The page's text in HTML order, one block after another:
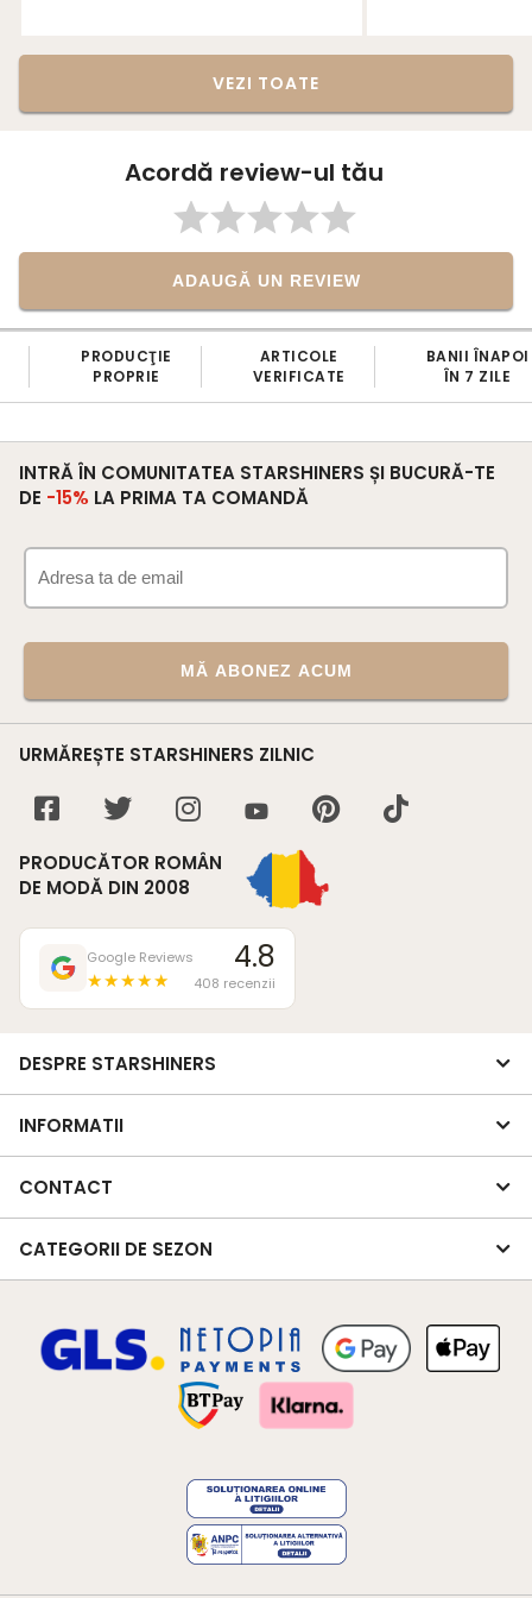
VEZI TOATE
Acordă review-ul tău
ADAUGĂ UN REVIEW
PRODUCŢIE
PROPRIE
ARTICOLE
VERIFICATE
BANII ÎNAPOI
ÎN 7 ZILE
INTRĂ ÎN COMUNITATEA STARSHINERS ȘI BUCURĂ-TE
DE -15% LA PRIMA TA COMANDĂ
MĂ ABONEZ ACUM
URMĂREȘTE STARSHINERS ZILNIC
PRODUCĂTOR ROMÂN
DE MODĂ DIN 2008
Google Reviews
★★★★★
4.8
408 recenzii
DESPRE STARSHINERS
INFORMATII
CONTACT
CATEGORII DE SEZON